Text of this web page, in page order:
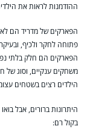
ההזדמנות לראות את
הפארקים של מדריד הם
פתוחה לחקר ולכיף,
הפארקים הם חלק בלתי
משחקים ענקיים, וסוג של
הילדים רצים בשטחים
היתרונות ברורים, אבל
בקול רם: